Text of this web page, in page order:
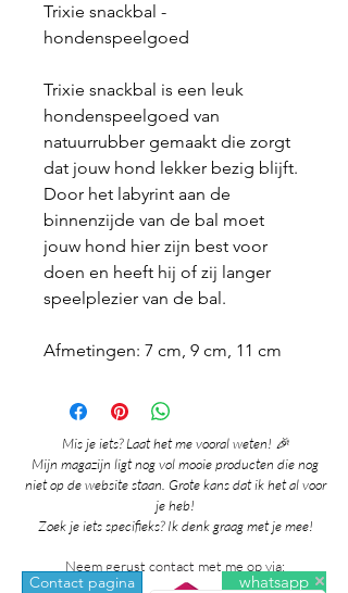
Trixie snackbal -
hondenspeelgoed
Trixie snackbal is een leuk
hondenspeelgoed van
natuurrubber gemaakt die zorgt
dat jouw hond lekker bezig blijft.
Door het labyrint aan de
binnenzijde van de bal moet
jouw hond hier zijn best voor
doen en heeft hij of zij langer
speelplezier van de bal.
Afmetingen: 7 cm, 9 cm, 11 cm
Mis je iets? Laat het me vooral weten! 🎉
Mijn magazijn ligt nog vol mooie producten die nog
niet op de website staan. Grote kans dat ik het al voor
je heb!
Zoek je iets specifieks? Ik denk graag met je mee!
Neem gerust contact met me op via:
Contact pagina whatsapp